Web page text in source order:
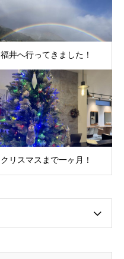
福井へ行ってきました！
クリスマスまで一ヶ月！